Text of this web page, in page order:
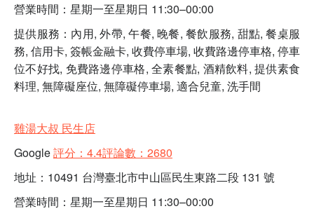
營業時間：星期一至星期日 11:30–00:00
提供服務：內用, 外帶, 午餐, 晚餐, 餐飲服務, 甜點, 餐桌服
務, 信用卡, 簽帳金融卡, 收費停車場, 收費路邊停車格, 停車
位不好找, 免費路邊停車格, 全素餐點, 酒精飲料, 提供素食
料理, 無障礙座位, 無障礙停車場, 適合兒童, 洗手間
雞湯大叔 民生店
Google評分：4.4評論數：2680
地址：10491 台灣臺北市中山區民生東路二段 131 號
營業時間：星期一至星期日 11:30–00:00